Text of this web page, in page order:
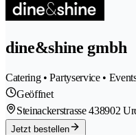
dine&shine gmbh
Catering • Partyservice •
Geöffnet
Steinackerstrasse 438902
Jetzt bestellen